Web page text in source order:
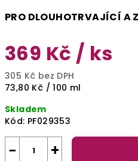
PRO DLOUHOTRVAJÍCÍ A
369 Kč / ks
305 Kč bez DPH
Měrná
73,80 Kč / 100 ml
Skladem
Kód: PF029353
+
−